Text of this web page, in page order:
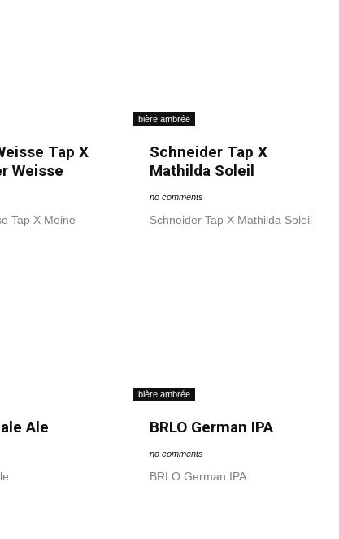
Tap X
Weisse
Tap X Meine
bière ambrée
Schneider Tap X
Mathilda Soleil
no comments
Schneider Tap X Mathilda Soleil
Ale
bière ambrée
BRLO German IPA
no comments
BRLO German IPA